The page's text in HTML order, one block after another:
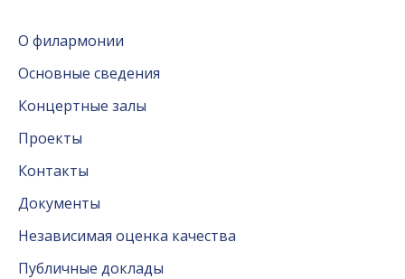
О филармонии
Основные сведения
Концертные залы
Проекты
Контакты
Документы
Независимая оценка качества
Публичные доклады